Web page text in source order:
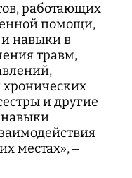
работающих
помощи,
навыки в
травм,
хронических
и другие
навыки
местах», –